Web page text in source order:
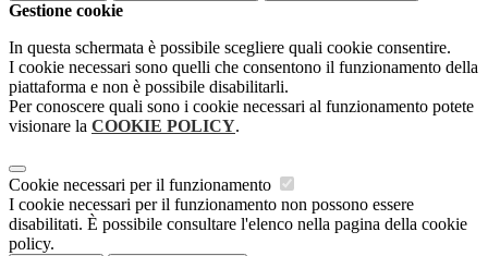
Gestione cookie
In questa schermata è possibile scegliere quali cookie consentire.
I cookie necessari sono quelli che consentono il funzionamento della
piattaforma e non è possibile disabilitarli.
Per conoscere quali sono i cookie necessari al funzionamento potete
visionare la COOKIE POLICY.
Cookie necessari per il funzionamento
I cookie necessari per il funzionamento non possono essere
disabilitati. È possibile consultare l'elenco nella pagina della cookie
policy.